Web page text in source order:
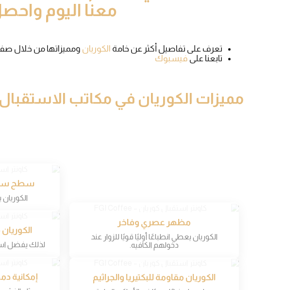
معنا اليوم
تعرف على تفاصيل أكثر عن خامة الكوريان ومميزاتها من خلال
تابعنا على فيسبوك
مميزات الكوريان في مكاتب الاستقبال
مظهر عصري وفاخر
الكوريان يعطي انطباعًا أوليًا قويًا للزوار عند
دخولهم الكافيه.
الكوريان مقاومة للبكتيريا والجراثيم
سطح
لذلك يفضل
إمكانية